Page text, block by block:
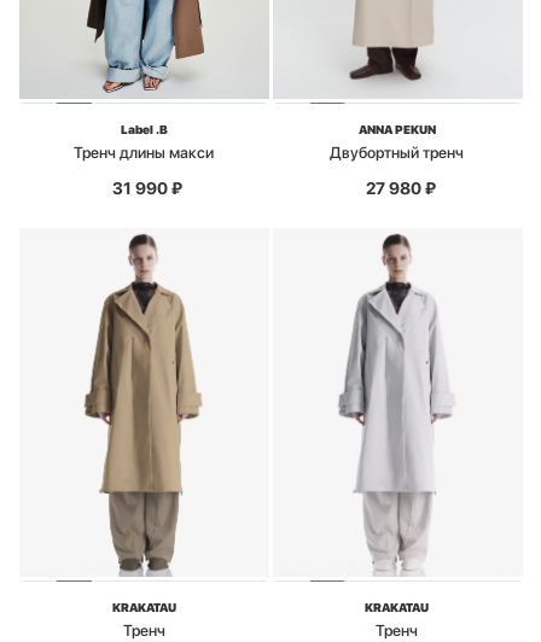
Label .B
Тренч длины макси
31 990₽
ANNA PEKUN
Двубортный тренч
27 980₽
KRAKATAU
Тренч
KRAKATAU
Тренч